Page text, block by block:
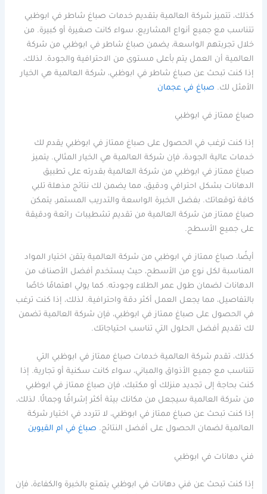
كذلك، تتميز شركة العالمية بتقديم خدمات صباغ شاطر في ابوظبي
تتناسب مع جميع أنواع المشاريع، سواء كانت صغيرة أو كبيرة. من
خلال تجربتهم الواسعة، يضمن صباغ شاطر في ابوظبي من شركة
العالمية أن العمل يتم بأعلى مستوى من الاحترافية والجودة. لذلك،
إذا كنت تبحث عن صباغ شاطر في ابوظبي، شركة العالمية هي الخيار
الأمثل لك. صباغ في عجمان
صباغ ممتاز في ابوظبي
إذا كنت ترغب في الحصول على صباغ ممتاز في ابوظبي يقدم لك
خدمات عالية الجودة، فإن شركة العالمية هي الخيار المثالي. يتميز
صباغ ممتاز في ابوظبي من شركة العالمية بقدرته على تطبيق
الدهانات بشكل احترافي ودقيق، مما يضمن لك نتائج مذهلة تلبي
كافة توقعاتك. بفضل الخبرة الواسعة والتدريب المستمر، يتمكن
صباغ ممتاز من شركة العالمية من تقديم تشطيبات رائعة ودقيقة
على جميع الأسطح.
أيضًا، صباغ ممتاز في ابوظبي من شركة العالمية يتقن اختيار المواد
المناسبة لكل نوع من الأسطح، حيث يستخدم أفضل الأصناف من
الدهانات لضمان طول عمر الطلاء وجودته. كما يولي اهتمامًا خاصًا
بالتفاصيل، مما يجعل العمل أكثر دقة واحترافية. لذلك، إذا كنت ترغب
في الحصول على صباغ ممتاز في ابوظبي، فإن شركة العالمية تضمن
لك تقديم أفضل الحلول التي تناسب احتياجاتك.
كذلك، تقدم شركة العالمية خدمات صباغ ممتاز في ابوظبي التي
تتناسب مع جميع الأذواق والمباني، سواء كانت سكنية أو تجارية. إذا
كنت بحاجة إلى تجديد منزلك أو مكتبك، فإن صباغ ممتاز في ابوظبي
من شركة العالمية سيجعل من مكانك بيئة أكثر إشراقًا وجمالًا. لذلك،
إذا كنت تبحث عن صباغ ممتاز في ابوظبي، لا تتردد في اختيار شركة
العالمية لضمان الحصول على أفضل النتائج. صباغ في ام القيوين
فني دهانات في ابوظبي
إذا كنت تبحث عن فني دهانات في ابوظبي يتمتع بالخبرة والكفاءة، فإن